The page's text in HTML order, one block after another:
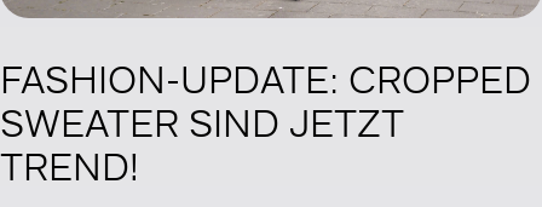
FASHION-UPDATE: CROPPED
SWEATER SIND JETZT
TREND!